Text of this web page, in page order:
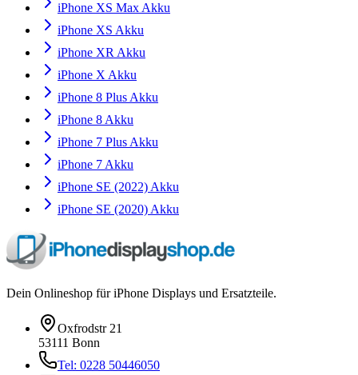
iPhone XS Max Akku
iPhone XS Akku
iPhone XR Akku
iPhone X Akku
iPhone 8 Plus Akku
iPhone 8 Akku
iPhone 7 Plus Akku
iPhone 7 Akku
iPhone SE (2022) Akku
iPhone SE (2020) Akku
Dein Onlineshop für iPhone Displays und Ersatzteile.
Oxfrodstr 21
53111 Bonn
Tel: 0228 50446050